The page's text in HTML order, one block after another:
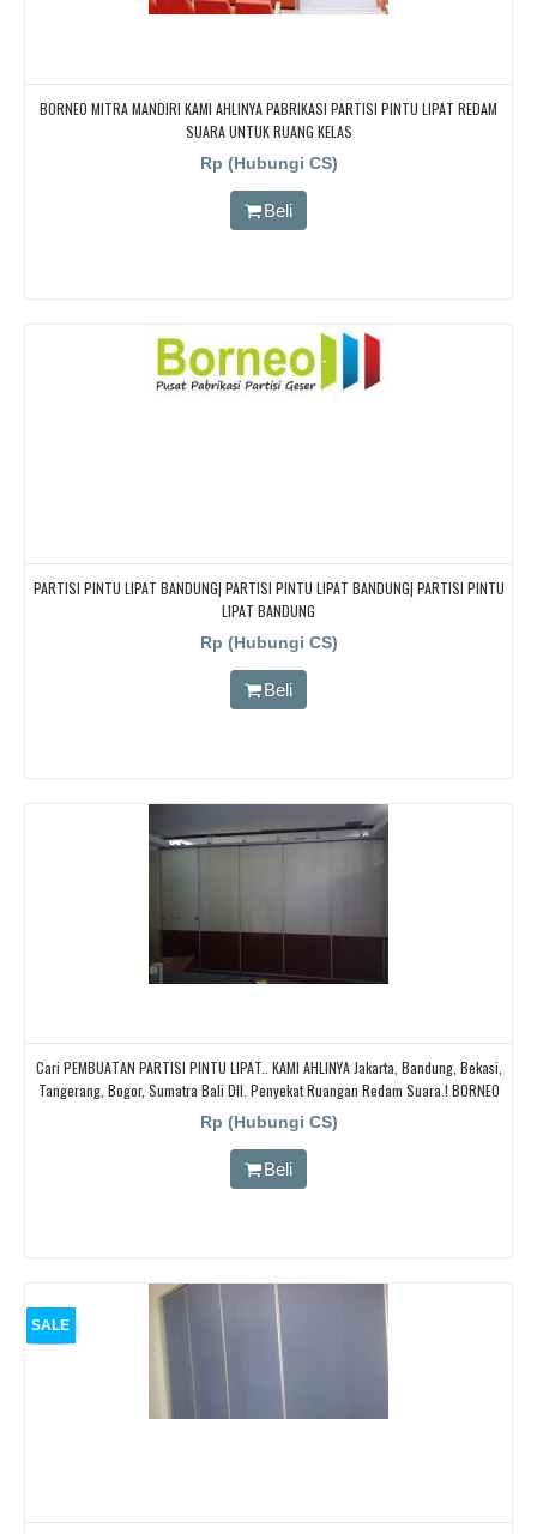
BORNEO MITRA MANDIRI KAMI AHLINYA PABRIKASI PARTISI PINTU LIPAT REDAM
SUARA UNTUK RUANG KELAS
Rp (Hubungi CS)
Beli
PARTISI PINTU LIPAT BANDUNG| PARTISI PINTU LIPAT BANDUNG| PARTISI PINTU
LIPAT BANDUNG
Rp (Hubungi CS)
Beli
Cari PEMBUATAN PARTISI PINTU LIPAT.. KAMI AHLINYA Jakarta, Bandung, Bekasi,
Tangerang, Bogor, Sumatra Bali Dll. Penyekat Ruangan Redam Suara.! BORNEO
PARTISI PINTU LIPAT, Cari Partisi Geser/PABRIK BORNEO PARTISI PINTU LIPAT,
Rp (Hubungi CS)
Beli
SALE